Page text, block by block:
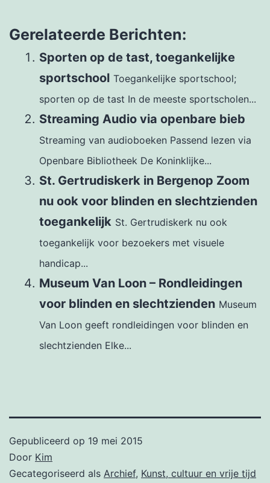
Gerelateerde Berichten:
Sporten op de tast, toegankelijke
sportschool Toegankelijke sportschool;
sporten op de tast In de meeste sportscholen...
Streaming Audio via openbare bieb
Streaming van audioboeken Passend lezen via
Openbare Bibliotheek De Koninklijke...
St. Gertrudiskerk in Bergenop Zoom
nu ook voor blinden en slechtzienden
toegankelijk St. Gertrudiskerk nu ook
toegankelijk voor bezoekers met visuele
handicap...
Museum Van Loon – Rondleidingen
voor blinden en slechtzienden Museum
Van Loon geeft rondleidingen voor blinden en
slechtzienden Elke...
Gepubliceerd op 19 mei 2015
Door Kim
Gecategoriseerd als Archief, Kunst, cultuur en vrije tijd